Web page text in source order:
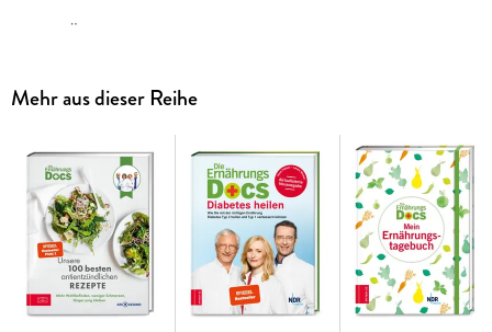
Die TV-Ärzte erläutern, warum Zucker ein »heimlicher Killer«
Alternativen. Vor allem zeigen sie, wie wir unsere
müssen, um den antrainierten Heißhunger auf
Süßes erfolgreich in den Griff zu bekommen. Und die
passenden Rezepte
liefern sie natürlich gleich mit! Also: Raus
aus der Zuckerfalle und rein in ein neues, zuckerfreies Leben!
Basiswissen: So wirkt Zucker auf den Körper
Alltagstaugliche Tipps
: Raus aus der Zuckerfalle
Schritt für Schritt: So gelingt dieErnährungsumstellung
Mehr aus dieser Reihe